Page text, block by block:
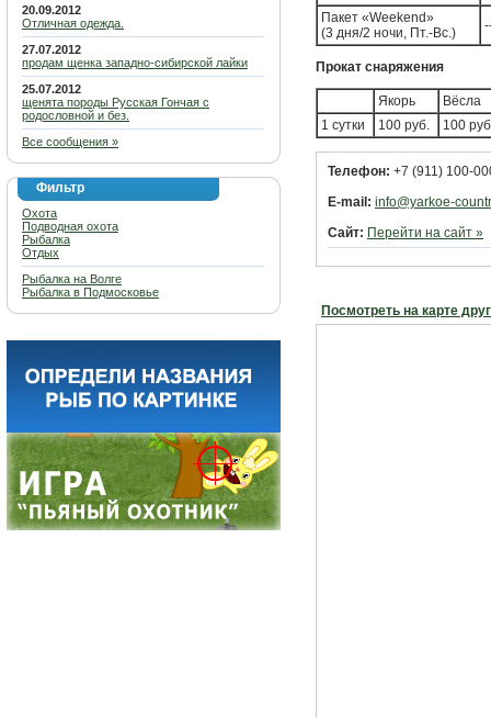
20.09.2012
Отличная одежда.
27.07.2012
продам щенка западно-сибирской лайки
25.07.2012
щенята породы Русская Гончая с
родословной и без.
Все сообщения »
Фильтр
Охота
Подводная охота
Рыбалка
Отдых
Рыбалка на Волге
Рыбалка в Подмосковье
Пакет «Weekend»
(3 дня/2 ночи, Пт.-Вс.)
Прокат снаряжения
Якорь
Вёсла
1 сутки
100 руб. 100
Телефон: +7 (911) 100-
E-mail: info@yarkoe-
Сайт: Перейти на сайт »
Посмотреть на карте